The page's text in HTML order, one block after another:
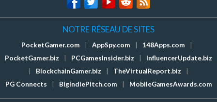
NOTRE RÉSEAU DE SITES
PocketGamer.com AppSpy.com 148Apps.com
PocketGamer.biz
PCGamesInsider.biz
InfluencerUpdate.biz
BlockchainGamer.biz TheVirtualReport.biz
PG Connects
BigIndiePitch.com MobileGamesAwards.com